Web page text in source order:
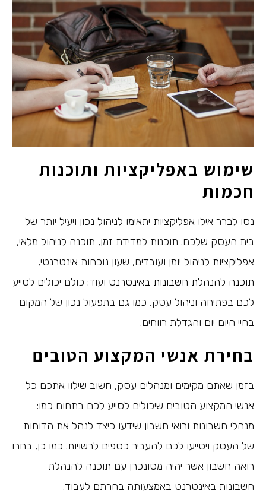
שימוש באפליקציות ותוכנות
חכמות
נסו לברר אילו אפליקציות יתאימו לניהול נכון ויעיל יותר של
בית העסק שלכם. תוכנות למדידת זמן, תוכנה לניהול מלאי,
אפליקציות לניהול יומן ועובדים, שעון נוכחות אינטרנטי,
תוכנה להנהלת חשבונות באינטרנטועוד: כולם יכולים לסייע
לכם בפתיחה וניהול עסק, כמו גם בתפעול נכון של המקום
בחיי היום יום והגדלת רווחים.
בחירת אנשי המקצוע הטובים
בזמן שאתם מקימים ומנהלים עסק, חשוב שילוו אתכם כל
אנשי המקצוע הטובים שיכולים לסייע לכם בתחום כמו:
מנהלי חשבונות ורואי חשבון שידעו כיצד לנהל את הדוחות
של העסק ויסייעו לכם להעביר כספים לרשויות. כמו כן, בחרו
רואה חשבון אשר יהיה מסונכרן עם תוכנה להנהלת
חשבונות באינטרנט באמצעותה בחרתם לעבוד.